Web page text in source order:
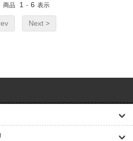
商品 1 - 6 表示
Next >